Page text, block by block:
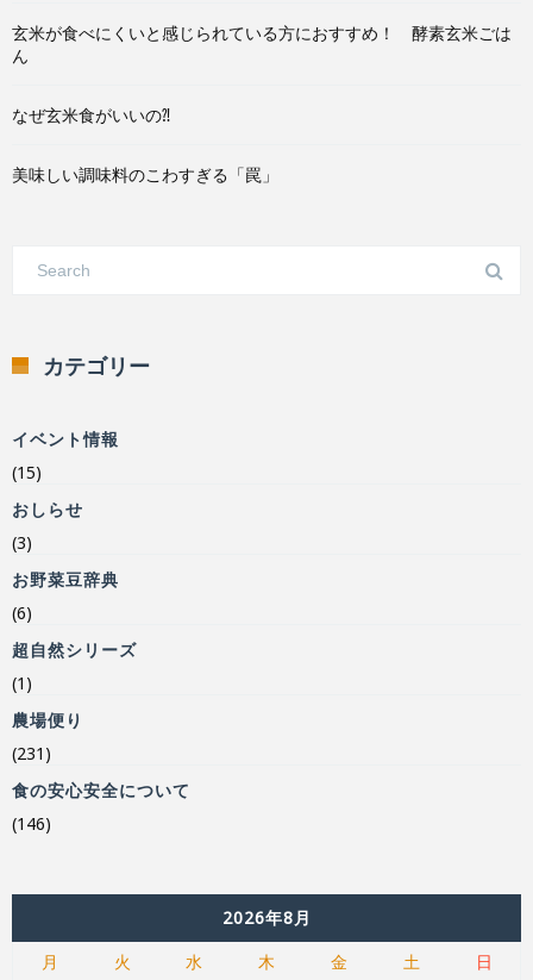
玄米が食べにくいと感じられている方におすすめ！ 酵素玄米ごは
ん
なぜ玄米食がいいの⁈
美味しい調味料のこわすぎる「罠」
カテゴリー
イベント情報
(15)
おしらせ
(3)
お野菜豆辞典
(6)
超自然シリーズ
(1)
農場便り
(231)
食の安心安全について
(146)
2026年8月
月
火 水 木 金 土 日